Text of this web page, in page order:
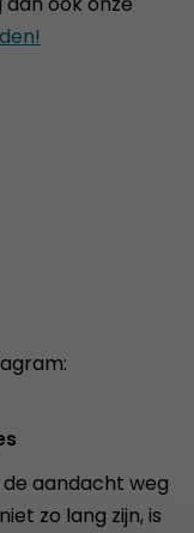
aandacht weg
zo lang zijn, is